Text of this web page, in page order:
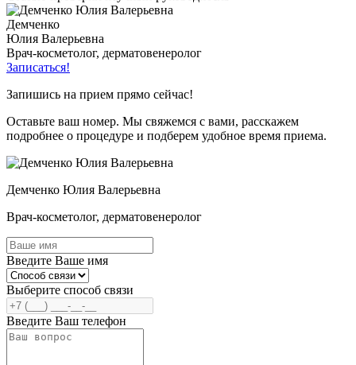
Демченко
Юлия Валерьевна
Врач-косметолог, дерматовенеролог
Записаться!
Запишись на прием прямо сейчас!
Оставьте ваш номер. Мы свяжемся с вами, расскажем
подробнее о процедуре и подберем удобное время приема.
Демченко Юлия Валерьевна
Врач-косметолог, дерматовенеролог
Введите Ваше имя
Выберите способ связи
Введите Ваш телефон